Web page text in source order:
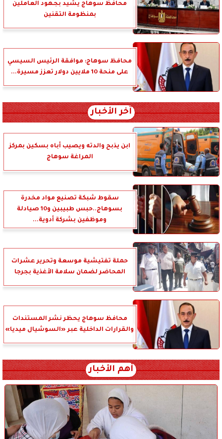
محافظ سوهاج يشيد بجهود العاملين
بمنظومة التقنين
محافظ سوهاج: موافقة الرئيس السيسي
على منحة 10 ملايين دولار تعزز مسيرة...
آخر الأخبار
ابن يذبح والدته ويصيب أباه بسكين بمركز
المراغة سوهاج
سقوط شبكة تصنيع مواد مخدرة
بسوهاج..حبس طبيبين و10 صيادلة
وموظفين بشركة أدوية...
حملة تفتيشية موسعة وتحرير عشرات
المحاضر لضمان سلامة الأغذية بجرجا
محافظ سوهاج يحظر نشر المستندات
والقرارات الداخلية عبر «السوشيال ميديا»
أهم الأخبار